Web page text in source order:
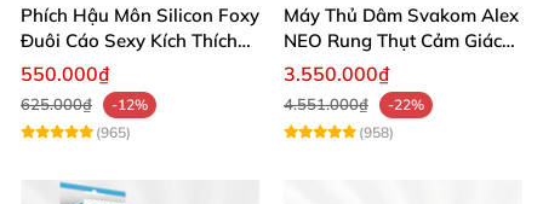
Phích Hậu Môn Silicon Foxy
Đuôi Cáo Sexy Kích Thích
Đỉnh Cao
550.000₫
625.000₫
-12%
(965)
Máy Thủ Dâm Svakom Alex
NEO Rung Thụt Cảm Giác
Thật, App Điều Khiển
3.550.000₫
4.551.000₫
-22%
(958)